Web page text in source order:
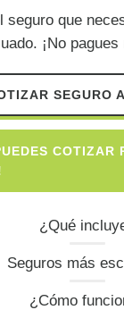
seguro que
¡No
SEGURO
COTIZAR
¿Qué
Seguros más
¿Cómo